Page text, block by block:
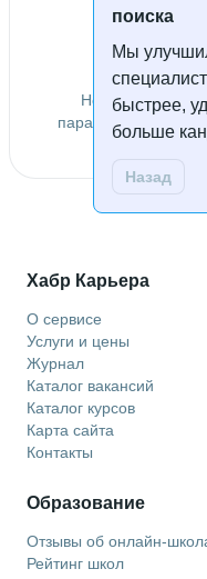
поиска
Мы
быстрее,
больше
Назад
Не удалось
параметрам.
Хабр Карьера
О сервисе
Услуги и цены
Журнал
Каталог вакансий
Каталог курсов
Карта сайта
Контакты
Образование
Отзывы об онлайн-
Рейтинг школ